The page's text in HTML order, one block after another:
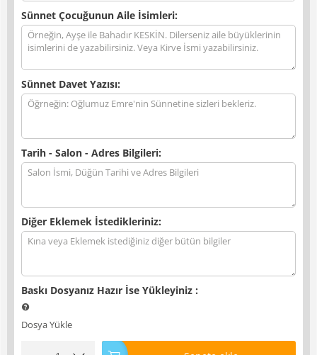
Sünnet Çocuğunun Aile İsimleri:
Sünnet Davet Yazısı:
Tarih - Salon - Adres Bilgileri:
Diğer Eklemek İstedikleriniz:
Baskı Dosyanız Hazır İse Yükleyiniz :
Dosya Yükle